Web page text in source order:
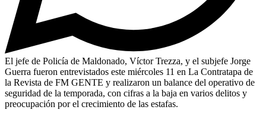
El jefe de Policía de Maldonado, Víctor Trezza, y el subjefe Jorge
Guerra fueron entrevistados este miércoles 11 en La Contratapa de
la Revista de FM GENTE y realizaron un balance del operativo de
seguridad de la temporada, con cifras a la baja en varios delitos y
preocupación por el crecimiento de las estafas.